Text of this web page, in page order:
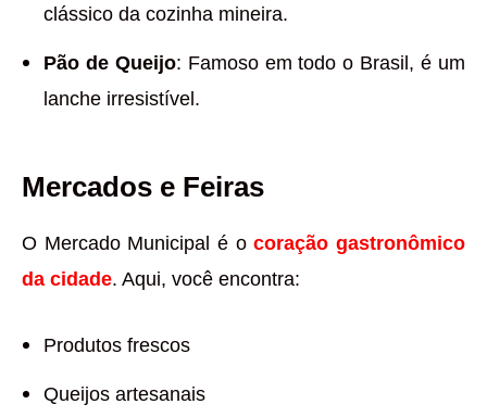
clássico da cozinha mineira.
Pão de Queijo: Famoso em todo o Brasil, é um
lanche irresistível.
Mercados e Feiras
O Mercado Municipal é ocoração gastronômico
da cidade. Aqui, você encontra:
Produtos frescos
Queijos artesanais